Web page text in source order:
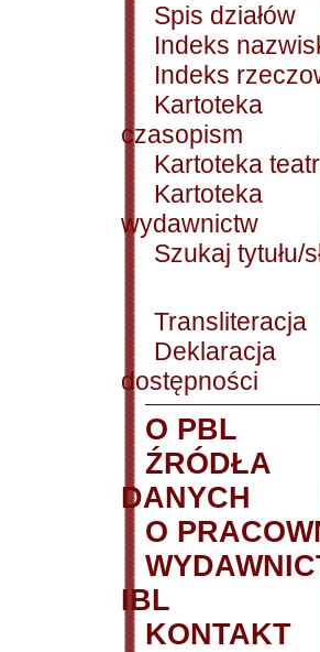
Spis działów
Indeks
Indeks
Kartoteka
czasopism
Kartoteka
Kartoteka
wydawnictw
Szukaj tytułu/
Transliteracja
Deklaracja
dostępności
O PBL
ŹRÓDŁA
DANYCH
O
IBL
KONTAKT